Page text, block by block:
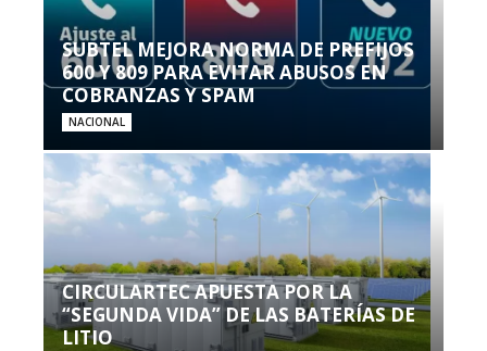
SUBTEL MEJORA NORMA DE PREFIJOS
600 Y 809 PARA EVITAR ABUSOS EN
COBRANZAS Y SPAM
NACIONAL
CIRCULARTEC APUESTA POR LA
“SEGUNDA VIDA” DE LAS BATERÍAS DE
LITIO